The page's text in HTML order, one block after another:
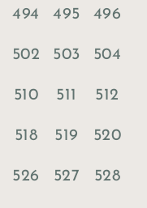
494 495 496
502 503 504
510 511 512
518 519 520
526 527 528